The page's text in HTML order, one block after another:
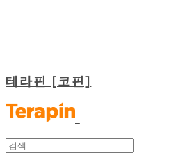
테라핀 [코핀]